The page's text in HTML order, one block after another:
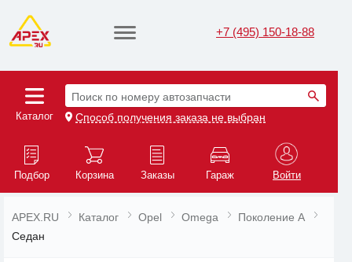
+7 (495) 150-18-88
Каталог
Поиск по номеру автозапчасти
Способ получения заказа не выбран
Подбор Корзина Заказы Гараж Войти
APEX.RU Каталог Opel Omega
Поколение A
Седан